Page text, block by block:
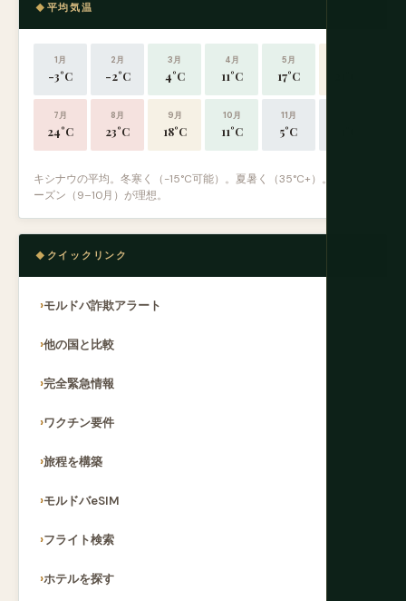
平均気温
1月
-3°C
2月
-2°C
3月
4°C
4月
11°C
5月
17°C
7月
24°C
8月
23°C
9月
18°C
10月
11°C
11月
5°C
キシナウの平均。冬寒く（-15°C可能）。夏暑く（35°C+）。収穫シ
ーズン（9–10月）が理想。
クイックリンク
モルドバ詐欺アラート
他の国と比較
完全緊急情報
ワクチン要件
旅程を構築
モルドバeSIM
フライト検索
ホテルを探す